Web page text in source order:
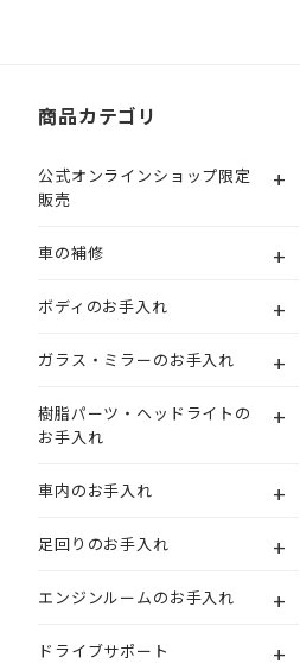
商品カテゴリ
公式オンラインショップ限定
販売
+
車の補修 +
ボディのお手入れ +
ガラス・ミラーのお手入れ +
樹脂パーツ・ヘッドライトの
お手入れ
+
車内のお手入れ +
足回りのお手入れ +
エンジンルームのお手入れ +
ドライブサポート +